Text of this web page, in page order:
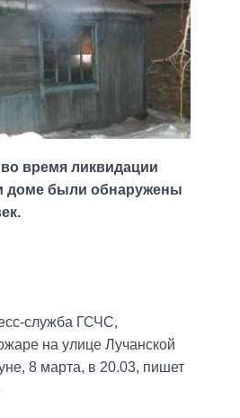
время ликвидации
доме были обнаружены
служба ГСЧС,
на улице Лучанской
8 марта, в 20.03, пишет